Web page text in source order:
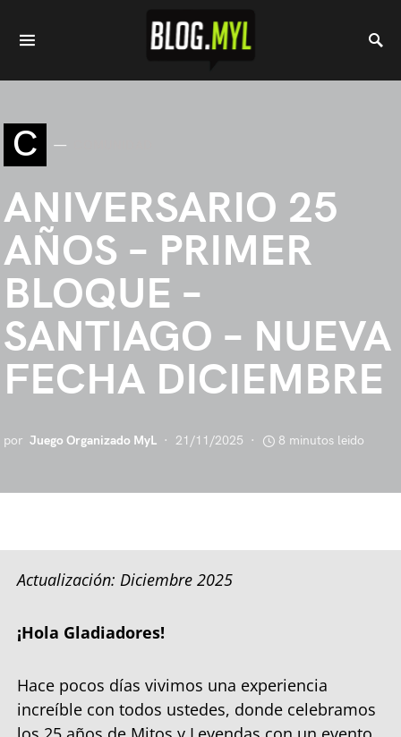
C
ANIVERSARIO 25
AÑOS – PRIMER
BLOQUE –
SANTIAGO – NUEVA
FECHA DICIEMBRE
por Juego Organizado MyL 21/11/2025 8 minutos leido
Actualización: Diciembre 2025
¡Hola Gladiadores!
Hace pocos días vivimos una experiencia
increíble con todos ustedes, donde celebramos